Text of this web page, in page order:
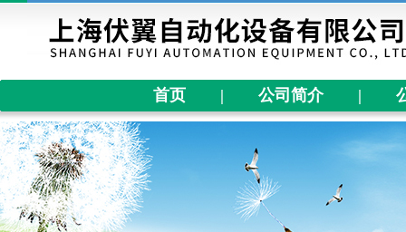
首页 | 公司简介 |